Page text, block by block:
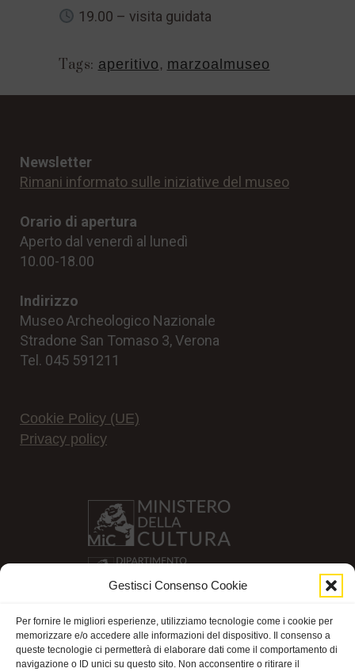
Gestisci Consenso Cookie
Per fornire le migliori esperienze, utilizziamo tecnologie come i cookie per
memorizzare e/o accedere alle informazioni del dispositivo. Il consenso a
queste tecnologie ci permetterà di elaborare dati come il comportamento di
navigazione o ID unici su questo sito. Non acconsentire o ritirare il
19.00 – visita guidata
Tags: aperitivo , marzoalmuseo
Newsletter
Rimani informato sulle iniziative del museo
Orario di apertura
Aperto dal venerdì al lunedì
10.00-18.00
Indirizzo
Museo Archeologico Nazionale
Stradone San Tomaso 3, Verona
Tel. 045 591211
Cookie Policy (UE)
Privacy policy